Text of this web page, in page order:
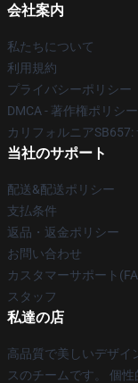
会社案内
私たちについて
利用規約
プライバシーポリシー
DMCA - 著作権ポリシー
カリフォルニア
当社のサポート
配送&配送ポリシー
支払条件
返品・返金ポリシー
お問い合わせ
カスタマーサポート
スタッフ
私達の店
高品質で美しいデザイ
スのチームです。 個